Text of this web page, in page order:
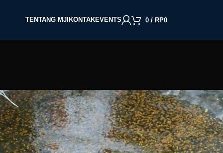
TENTANG MJI KONTAKEVENTS 0 / RP0